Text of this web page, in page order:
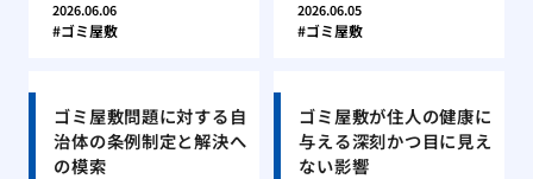
2026.06.06
ゴミ屋敷
2026.06.05
ゴミ屋敷
ゴミ屋敷問題に対する自
治体の条例制定と解決へ
の模索
ゴミ屋敷が住人の健康に
与える深刻かつ目に見え
ない影響